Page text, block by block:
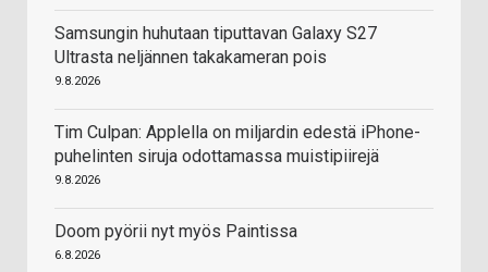
Samsungin huhutaan tiputtavan Galaxy S27
Ultrasta neljännen takakameran pois
9.8.2026
Tim Culpan: Applella on miljardin edestä iPhone-
puhelinten siruja odottamassa muistipiirejä
9.8.2026
Doom pyörii nyt myös Paintissa
6.8.2026